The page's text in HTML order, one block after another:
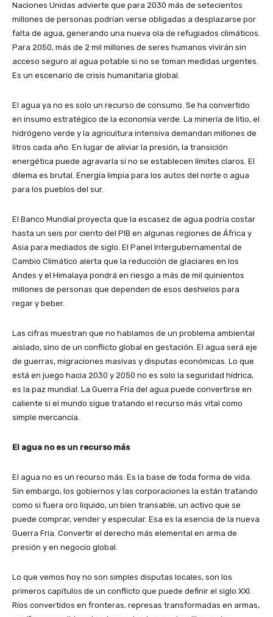
Naciones Unidas advierte que para 2030 más de setecientos
millones de personas podrían verse obligadas a desplazarse por
falta de agua, generando una nueva ola de refugiados climáticos.
Para 2050, más de 2 mil millones de seres humanos vivirán sin
acceso seguro al agua potable si no se toman medidas urgentes.
Es un escenario de crisis humanitaria global.
El agua ya no es solo un recurso de consumo. Se ha convertido
en insumo estratégico de la economía verde. La minería de litio, el
hidrógeno verde y la agricultura intensiva demandan millones de
litros cada año. En lugar de aliviar la presión, la transición
energética puede agravarla si no se establecen límites claros. El
dilema es brutal. Energía limpia para los autos del norte o agua
para los pueblos del sur.
El Banco Mundial proyecta que la escasez de agua podría costar
hasta un seis por ciento del PIB en algunas regiones de África y
Asia para mediados de siglo. El Panel Intergubernamental de
Cambio Climático alerta que la reducción de glaciares en los
Andes y el Himalaya pondrá en riesgo a más de mil quinientos
millones de personas que dependen de esos deshielos para
regar y beber.
Las cifras muestran que no hablamos de un problema ambiental
aislado, sino de un conflicto global en gestación. El agua será eje
de guerras, migraciones masivas y disputas económicas. Lo que
está en juego hacia 2030 y 2050 no es solo la seguridad hídrica,
es la paz mundial. La Guerra Fría del agua puede convertirse en
caliente si el mundo sigue tratando el recurso más vital como
simple mercancía.
El agua no es un recurso más
El agua no es un recurso más. Es la base de toda forma de vida.
Sin embargo, los gobiernos y las corporaciones la están tratando
como si fuera oro líquido, un bien transable, un activo que se
puede comprar, vender y especular. Esa es la esencia de la nueva
Guerra Fría. Convertir el derecho más elemental en arma de
presión y en negocio global.
Lo que vemos hoy no son simples disputas locales, son los
primeros capítulos de un conflicto que puede definir el siglo XXI.
Ríos convertidos en fronteras, represas transformadas en armas,